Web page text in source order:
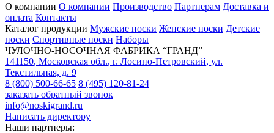
О компании О компании Производство Партнерам Доставка и
оплата Контакты
Каталог продукции Мужские носки Женские носки Детские
носки Спортивные носки Наборы
ЧУЛОЧНО-НОСОЧНАЯ ФАБРИКА “ГРАНД”
141150, Московская обл., г. Лосино-Петровский, ул.
Текстильная, д. 9
8 (800) 500-66-65 8 (495) 120-81-24
заказать обратный звонок
info@noskigrand.ru
Написать директору
Наши партнеры: